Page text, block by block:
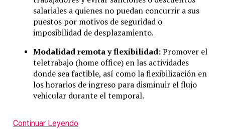
salariales a quienes no puedan concurrir a sus
puestos por motivos de seguridad o
imposibilidad de desplazamiento.
Modalidad remota y flexibilidad:Promover el
teletrabajo (home office) en las actividades
donde sea factible, así como la flexibilización en
los horarios de ingreso para disminuir el flujo
vehicular durante el temporal.
Continuar Leyendo